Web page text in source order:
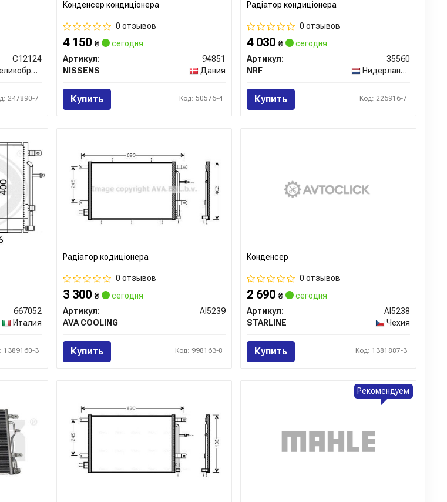
C12124
247890-7
Конденсер кондиціонера
0 отзывов
4 150 ₴
сегодня
Артикул:
94851
NISSENS
Дания
Купить Код: 50576-4
Радіатор кондиціонера
0 отзывов
4 030₴
сегодня
Артикул:
35560
NRF
Нидерланды
Купить Код: 226916-7
667052
Италия
1389160-3
Радіатор кодиціонера
0 отзывов
3 300 ₴
сегодня
Артикул:
AI5239
AVA COOLING
Купить Код: 998163-8
Конденсер
0 отзывов
2 690₴
сегодня
Артикул:
AI5238
STARLINE
Чехия
Купить Код: 1381887-3
Рекомендуем